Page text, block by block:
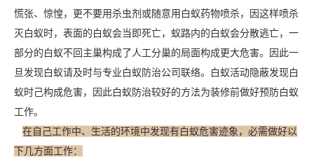
慌张、惊惶，更不要用杀虫剂或随意用白蚁药物喷杀，因这样喷杀
灭白蚁时，表面的白蚁会当即死亡，蚁路内的白蚁会分散逃亡，一
部分的白蚁不回主巢构成了人工分巢的局面构成更大危害。因此一
旦发现白蚁请及时与专业白蚁防治公司联络。白蚁活动隐蔽发现白
蚁时己构成危害，因此白蚁防治较好的方法为装修前做好预防白蚁
工作。
在自己工作中、生活的环境中发现有白蚁危害迹象，必需做好以
下几方面工作：